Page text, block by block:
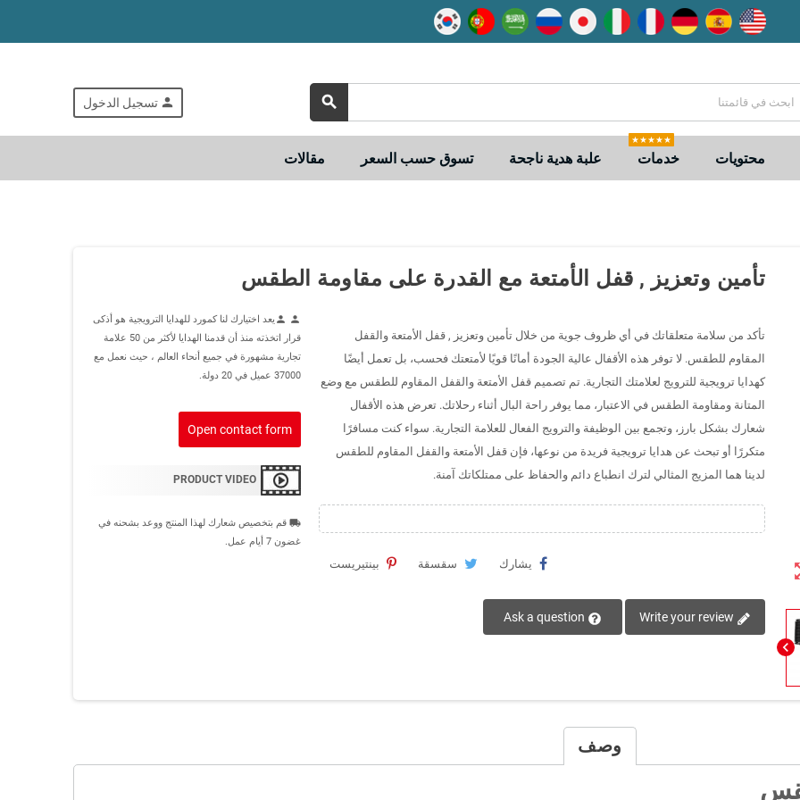
search
person تسجيل الدخول
محتويات خدمات
★★★★★
علبة هدية ناجحة تسوق حسب السعر مقالات
chevron_left
تأمين وتعزيز , قفل الأمتعة مع القدرة على مقاومة الطقس
تأكد من سلامة متعلقاتك في أي ظروف جوية من خلال تأمين وتعزيز , قفل الأمتعة والقفل
المقاوم للطقس. لا توفر هذه الأقفال عالية الجودة أمانًا قويًا لأمتعتك فحسب، بل تعمل أيضًا
كهدايا ترويجية للترويج لعلامتك التجارية. تم تصميم قفل الأمتعة والقفل المقاوم للطقس مع وضع
المتانة ومقاومة الطقس في الاعتبار، مما يوفر راحة البال أثناء رحلاتك. تعرض هذه الأقفال
شعارك بشكل بارز، وتجمع بين الوظيفة والترويج الفعال للعلامة التجارية. سواء كنت مسافرًا
متكررًا أو تبحث عن هدايا ترويجية فريدة من نوعها، فإن قفل الأمتعة والقفل المقاوم للطقس
لدينا هما المزيج المثالي لترك انطباع دائم والحفاظ على ممتلكاتك آمنة.
يشارك سقسقة بينتيريست
person
person يعد اختيارك لنا كمورد للهدايا الترويجية هو أذكى
قرار اتخذته منذ أن قدمنا الهدايا لأكثر من 50 علامة
تجارية مشهورة في جميع أنحاء العالم ، حيث نعمل مع
37000 عميل في 20 دولة.
Open contact form
PRODUCT VIDEO
local_shipping قم بتخصيص شعارك لهذا المنتج ووعد بشحنه في
غضون 7 أيام عمل.
وصف